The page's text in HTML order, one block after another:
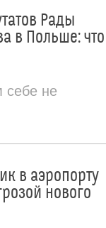
Рады
в Польше: что
себе не
в аэропорту
нового